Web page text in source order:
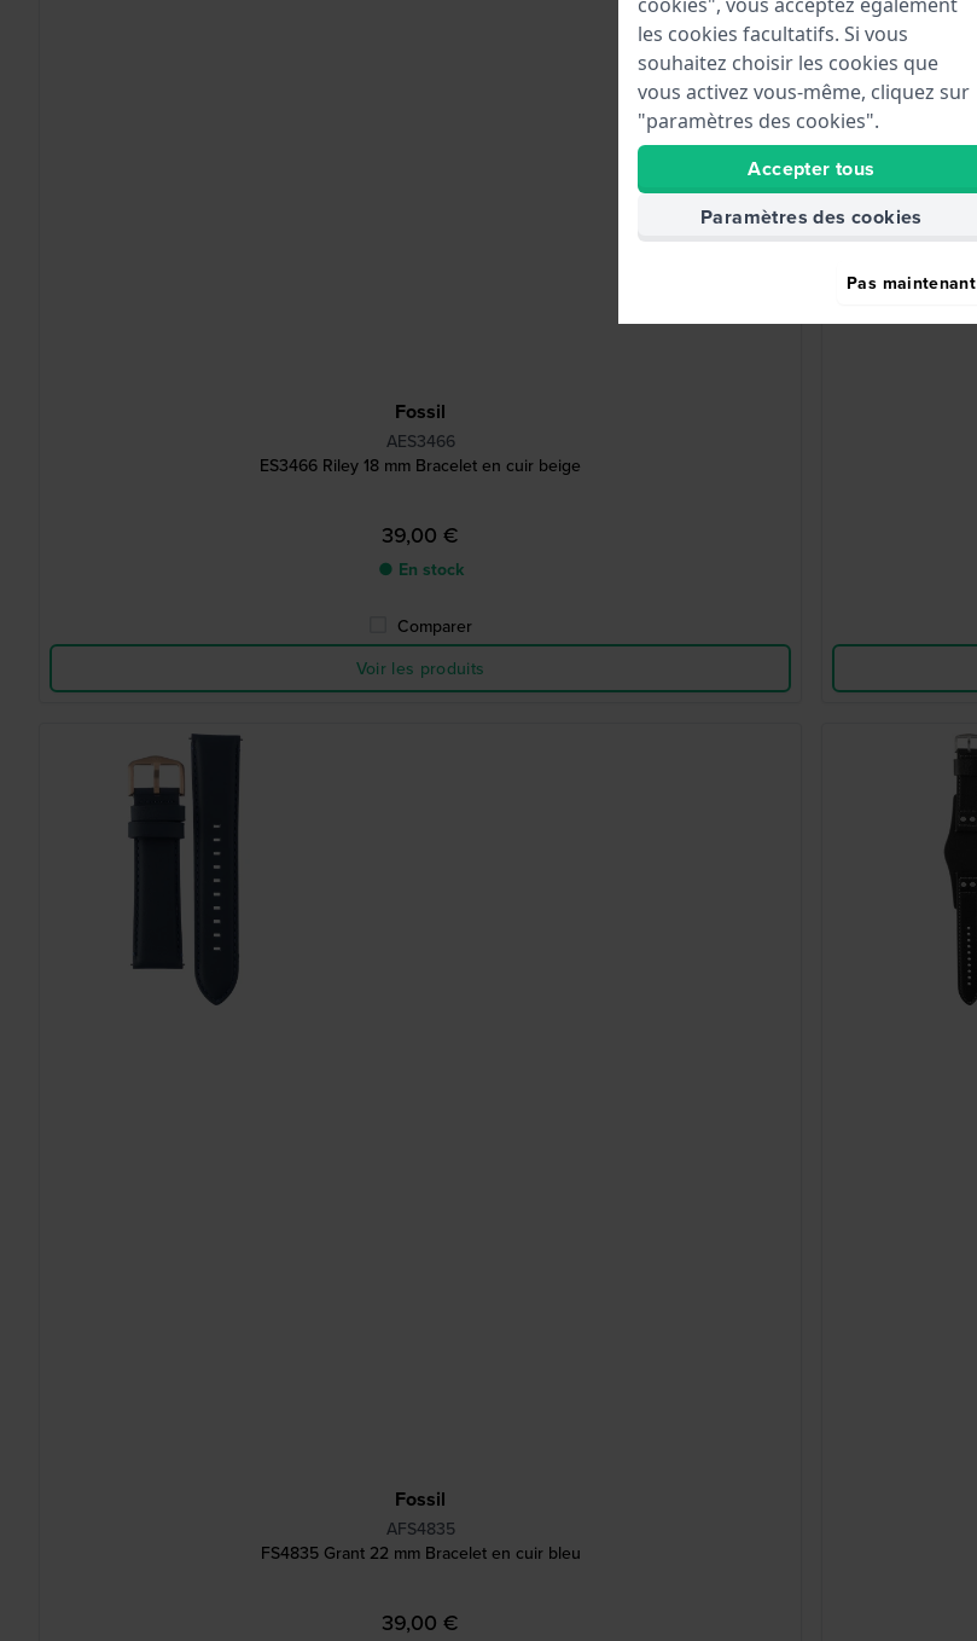
Fossil
AES3466
ES3466 Riley 18 mm Bracelet en cuir beige
39,00 €
● En stock
Comparer
Voir les produits
Fossil
AFS4835
FS4835 Grant 22 mm Bracelet en cuir bleu
39,00 €
les cookies facultatifs. Si vous
souhaitez choisir les cookies que
vous activez vous-même, cliquez sur
"paramètres des cookies".
Accepter tous
Paramètres des cookies
Pas maintenant